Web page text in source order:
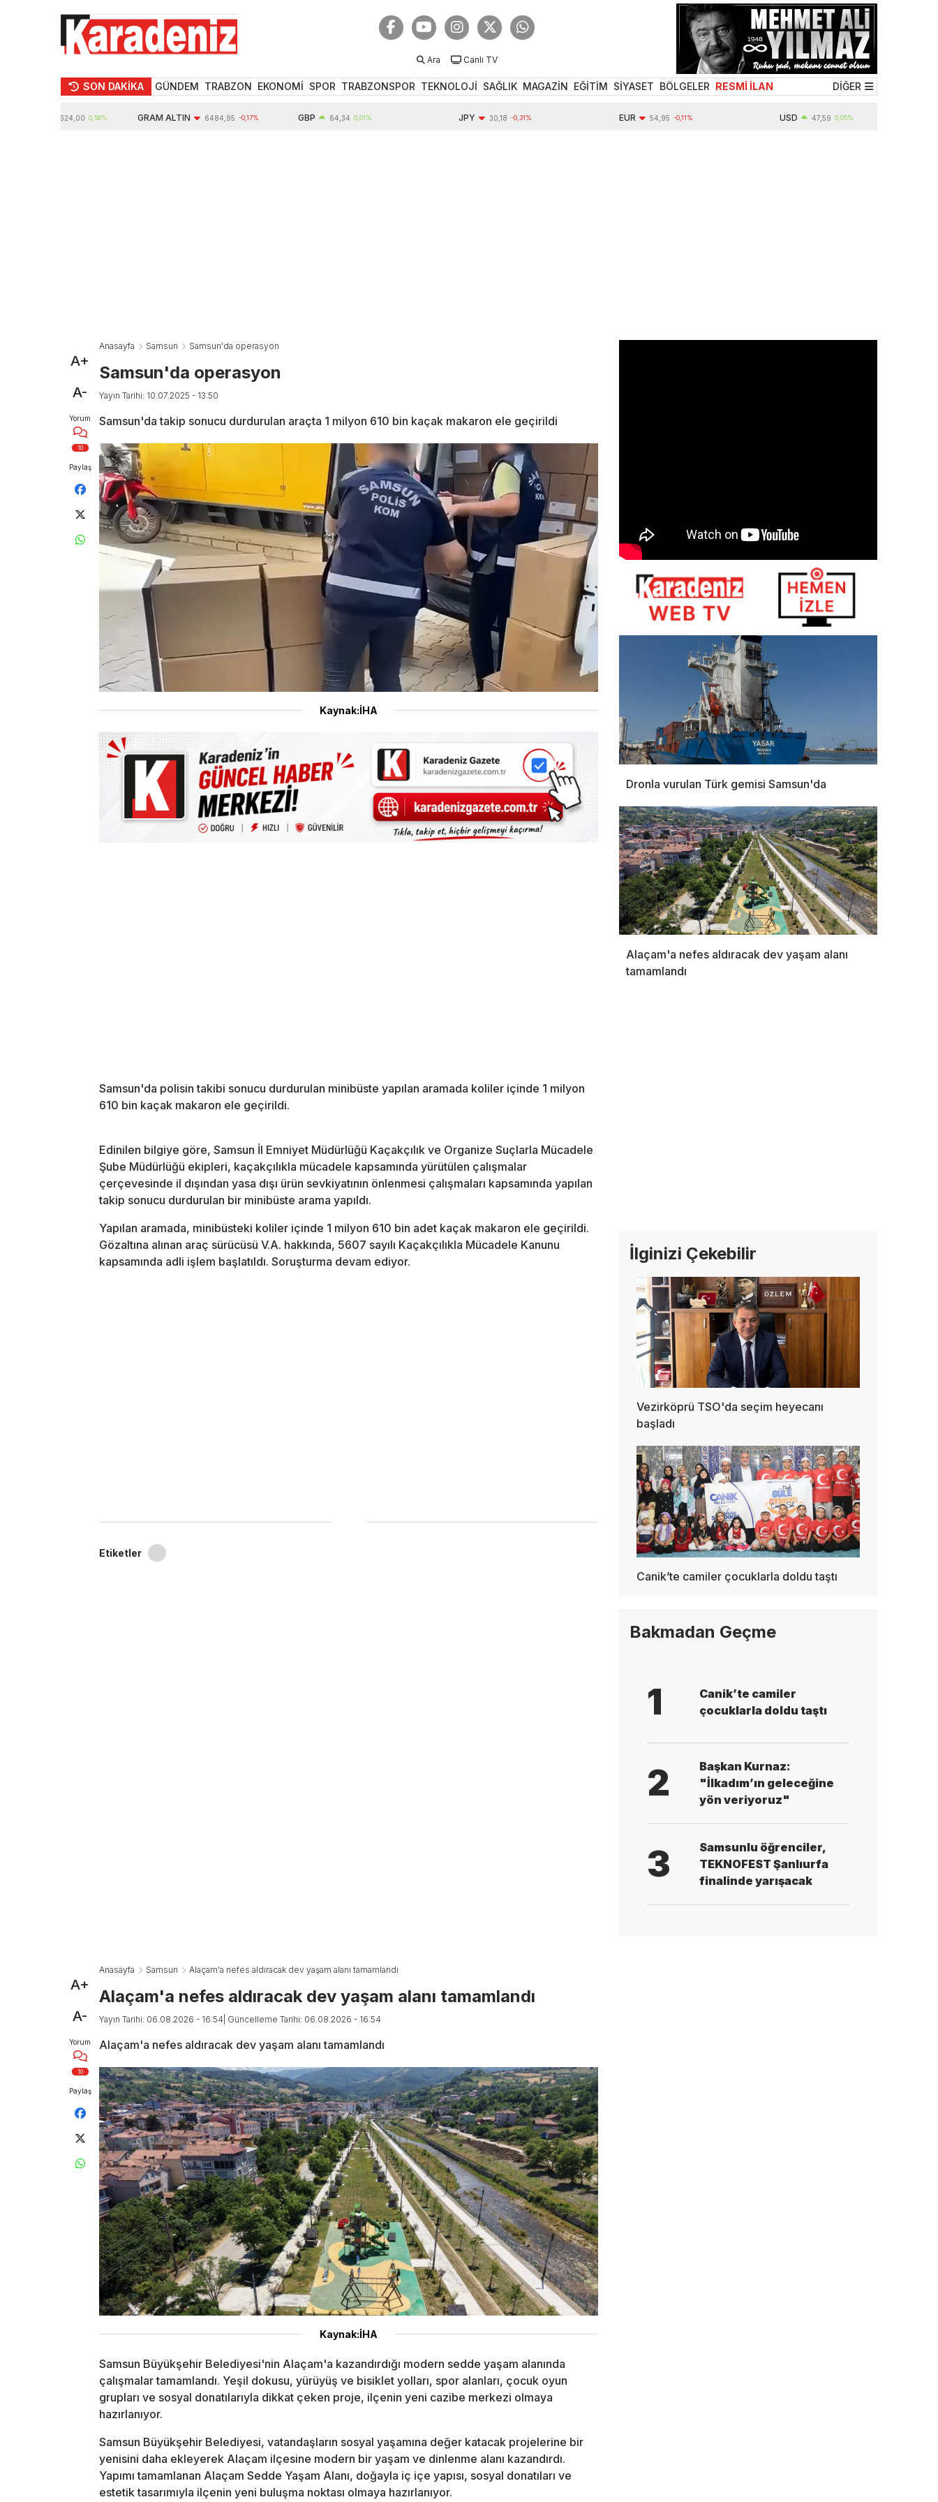
Ara Canlı TV
SON DAKİKA GÜNDEM TRABZON EKONOMİ SPOR TRABZONSPOR TEKNOLOJİ SAĞLIK MAGAZİN EĞİTİM SİYASET BÖLGELER RESMİ İLAN DİĞER
10624,00 0,56% GRAM ALTIN 6484,95 -0,17% 64,34 0,01% 30,18 -0,31% 54,95 -0,11% 47,59 0,05%
A+
A-
Yorum
10
Paylaş
Anasayfa Samsun Samsun'da operasyon
Samsun'da operasyon
Yayın Tarihi: 10.07.2025 - 13:50
Samsun'da takip sonucu durdurulan araçta 1 milyon 610 bin kaçak makaron ele geçirildi
Kaynak:İHA
Samsun'da polisin takibi sonucu durdurulan minibüste yapılan aramada koliler içinde 1 milyon
610 bin kaçak makaron ele geçirildi.
Edinilen bilgiye göre, Samsun İl Emniyet Müdürlüğü Kaçakçılık ve Organize Suçlarla Mücadele
Şube Müdürlüğü ekipleri, kaçakçılıkla mücadele kapsamında yürütülen çalışmalar
çerçevesinde il dışından yasa dışı ürün sevkiyatının önlenmesi çalışmaları kapsamında yapılan
takip sonucu durdurulan bir minibüste arama yapıldı.
Yapılan aramada, minibüsteki koliler içinde 1 milyon 610 bin adet kaçak makaron ele geçirildi.
Gözaltına alınan araç sürücüsü V.A. hakkında, 5607 sayılı Kaçakçılıkla Mücadele Kanunu
kapsamında adli işlem başlatıldı. Soruşturma devam ediyor.
Etiketler
A+
A-
Yorum
10
Paylaş
Anasayfa Samsun Alaçam'a nefes aldıracak dev yaşam alanı tamamlandı
Alaçam'a nefes aldıracak dev yaşam alanı tamamlandı
Yayın Tarihi: 06.08.2026 - 16:54 | Güncelleme Tarihi: 06.08.2026 - 16:54
Alaçam'a nefes aldıracak dev yaşam alanı tamamlandı
Kaynak:İHA
Samsun Büyükşehir Belediyesi'nin Alaçam'a kazandırdığı modern sedde yaşam alanında
çalışmalar tamamlandı. Yeşil dokusu, yürüyüş ve bisiklet yolları, spor alanları, çocuk oyun
grupları ve sosyal donatılarıyla dikkat çeken proje, ilçenin yeni cazibe merkezi olmaya
hazırlanıyor.
Samsun Büyükşehir Belediyesi, vatandaşların sosyal yaşamına değer katacak projelerine bir
yenisini daha ekleyerek Alaçam ilçesine modern bir yaşam ve dinlenme alanı kazandırdı.
Yapımı tamamlanan Alaçam Sedde Yaşam Alanı, doğayla iç içe yapısı, sosyal donatıları ve
estetik tasarımıyla ilçenin yeni buluşma noktası olmaya hazırlanıyor.
Dronla vurulan Türk gemisi Samsun'da
Alaçam'a nefes aldıracak dev yaşam alanı
tamamlandı
İlginizi Çekebilir
Vezirköprü TSO'da seçim heyecanı
başladı
Canik’te camiler çocuklarla doldu taştı
Bakmadan Geçme
1
Canik’te camiler
çocuklarla doldu taştı
2
Başkan Kurnaz:
"İlkadım’ın geleceğine
yön veriyoruz"
3
Samsunlu öğrenciler,
TEKNOFEST Şanlıurfa
finalinde yarışacak